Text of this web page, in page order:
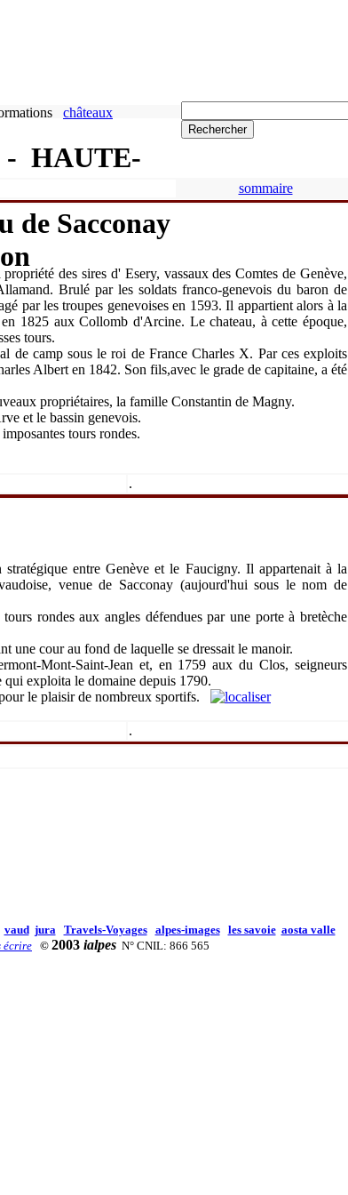
vaud jura Travels-Voyages alpes-images les savoie aosta valle
© 2003 ialpes N° CNIL: 866 565
- HAUTE-
de Sacconay
sommaire
propriété dessires d' Esery, vassaux desComtes de Genève,
. Brulé par les soldats franco-genevois du baron de
par les troupes genevoises en 1593. Il appartient alors à la
1825auxCollomb d'Arcine. Le chateau, à cette époque,
tours.
de camp sous leroi de France Charles X. Par ces exploits
Alberten 1842. Son fils,avec le grade de capitaine, a été
propriétaires, la famille Constantin de Magny.
et le bassin genevois.
tours rondes.
.
stratégique entreGenève et le Faucigny. Il appartenait à la
venue de Sacconay(aujourd'hui sous le nom de
rondes aux angles défendues par une porte à bretèche
une cour au fond de laquelle se dressait le manoir.
Mont-Saint-Jean et, en 1759 auxdu Clos,seigneurs
qui exploita le domaine depuis 1790.
le plaisir de nombreux sportifs.
.
châteaux